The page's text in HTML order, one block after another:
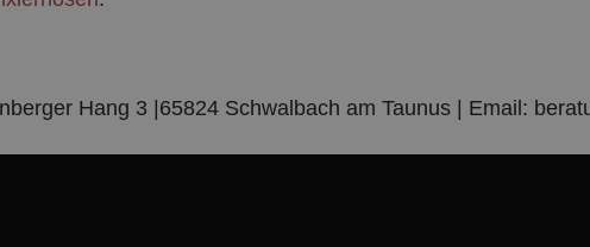
Hang 3 |65824 Schwalbach am Taunus | Email: